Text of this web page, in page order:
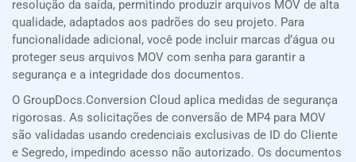
resolução da saída, permitindo produzir arquivos MOV de alta
qualidade, adaptados aos padrões do seu projeto. Para
funcionalidade adicional, você pode incluir marcas d’água ou
proteger seus arquivos MOV com senha para garantir a
segurança e a integridade dos documentos.
O GroupDocs.Conversion Cloud aplica medidas de segurança
rigorosas. As solicitações de conversão de MP4 para MOV
são validadas usando credenciais exclusivas de ID do Cliente
e Segredo, impedindo acesso não autorizado. Os documentos